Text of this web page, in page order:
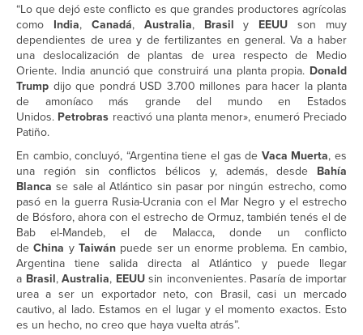
“Lo que dejó este conflicto es que grandes productores agrícolas
como India, Canadá, Australia, Brasil y EEUUson muy
dependientes de urea y de fertilizantes en general. Va a haber
una deslocalización de plantas de urea respecto de Medio
Oriente. India anunció que construirá una planta propia. Donald
Trump dijo que pondrá USD 3.700 millones para hacer la planta
de amoníaco más grande del mundo en Estados
Unidos. Petrobras reactivó una planta menor», enumeró Preciado
Patiño.
En cambio, concluyó, “Argentina tiene el gas de Vaca Muerta, es
una región sin conflictos bélicos y, además, desde Bahía
Blanca se sale al Atlántico sin pasar por ningún estrecho, como
pasó en la guerra Rusia-Ucrania con el Mar Negro y el estrecho
de Bósforo, ahora con el estrecho de Ormuz, también tenés el de
Bab el-Mandeb, el de Malacca, donde un conflicto
deChina y Taiwánpuede ser un enorme problema. En cambio,
Argentina tiene salida directa al Atlántico y puede llegar
a Brasil, Australia, EEUU sin inconvenientes. Pasaría de importar
urea a ser un exportador neto, con Brasil, casi un mercado
cautivo, al lado. Estamos en el lugar y el momento exactos. Esto
es un hecho, no creo que haya vuelta atrás”.